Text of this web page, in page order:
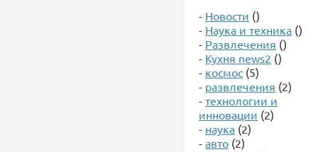
- Новости ()
- Наука и техника ()
- Развлечения ()
- Кухня news2 ()
- космос (5)
- развлечения (2)
- технологии и
инновации (2)
- наука (2)
- авто (2)